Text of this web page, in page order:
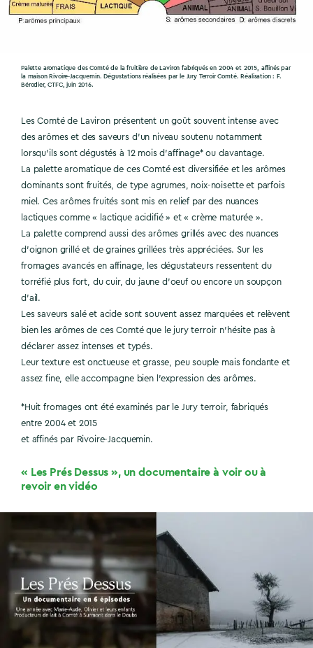
Palette aromatique des Comté de la fruitière de Laviron fabriqués en 2004 et 2015, affinés par
la maison Rivoire-Jacquemin. Dégustations réalisées par le Jury Terroir Comté. Réalisation : F.
Bérodier, CTFC, juin 2016.
Les Comté de Laviron présentent un goût souvent intense avec
des arômes et des saveurs d’un niveau soutenu notamment
lorsqu’ils sont dégustés à 12 mois d’affinage* ou davantage.
La palette aromatique de ces Comté est diversifiée et les arômes
dominants sont fruités, de type agrumes, noix-noisette et parfois
miel. Ces arômes fruités sont mis en relief par des nuances
lactiques comme « lactique acidifié » et « crème maturée ».
La palette comprend aussi des arômes grillés avec des nuances
d’oignon grillé et de graines grillées très appréciées. Sur les
fromages avancés en affinage, les dégustateurs ressentent du
torréfié plus fort, du cuir, du jaune d’oeuf ou encore un soupçon
d’ail.
Les saveurs salé et acide sont souvent assez marquées et relèvent
bien les arômes de ces Comté que le jury terroir n’hésite pas à
déclarer assez intenses et typés.
Leur texture est onctueuse et grasse, peu souple mais fondante et
assez fine, elle accompagne bien l’expression des arômes.
*Huit fromages ont été examinés par le Jury terroir, fabriqués
entre 2004 et 2015
et affinés par Rivoire-Jacquemin.
« Les Prés Dessus », un documentaire à voir ou à
revoir en vidéo